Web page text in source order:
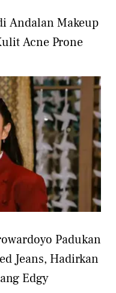
Andalan Makeup
Acne Prone
Padukan
Jeans, Hadirkan
Edgy